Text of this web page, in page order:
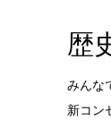
歴
みんな
新コン